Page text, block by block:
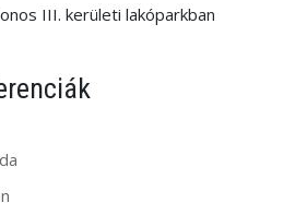
III. kerületi lakóparkban